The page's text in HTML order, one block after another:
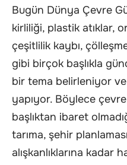
Bugün Dünya Çevre
kirliliği, plastik atıklar,
çeşitlilik kaybı,
gibi birçok başlıkla
bir tema belirleniyor
yapıyor. Böylece
başlıktan ibaret
tarıma, şehir
alışkanlıklarına kadar